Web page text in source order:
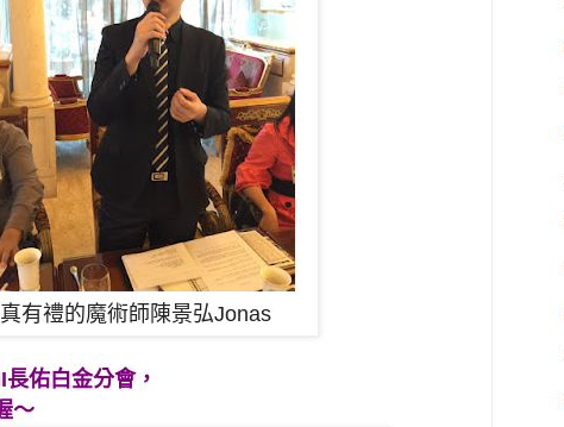
有禮的魔術師陳景弘Jonas
佑白金分會，
～